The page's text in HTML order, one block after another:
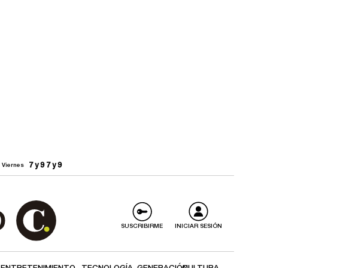
Viernes 7 y 9 7 y 9
SUSCRIBIRME INICIAR SESIÓN